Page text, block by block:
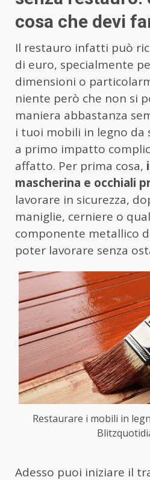
cosa che devi
Il restauro infatti può
di euro, specialmente
dimensioni o
niente però che non si
maniera abbastanza
i tuoi mobili in legno da
a primo impatto
affatto. Per prima cosa,
mascherina e occhiali
lavorare in sicurezza,
maniglie, cerniere o
componente metallico
poter lavorare senza
Restaurare i mobili in
Adesso puoi iniziare il